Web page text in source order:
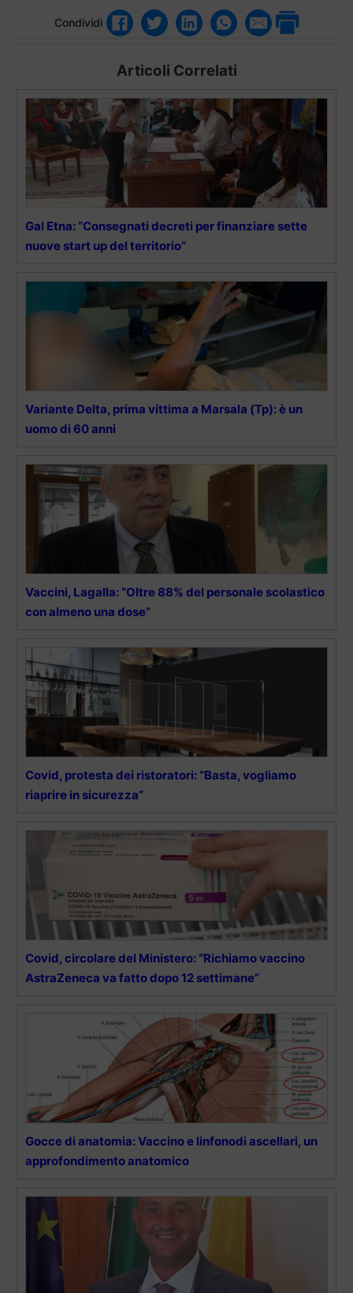
Condividi
Articoli Correlati
Gal Etna: “Consegnati decreti per finanziare sette
nuove start up del territorio”
Variante Delta, prima vittima a Marsala (Tp): è un
uomo di 60 anni
Vaccini, Lagalla: “Oltre 88% del personale scolastico
con almeno una dose”
Covid, protesta dei ristoratori: “Basta, vogliamo
riaprire in sicurezza”
Covid, circolare del Ministero: “Richiamo vaccino
AstraZeneca va fatto dopo 12 settimane”
Gocce di anatomia: Vaccino e linfonodi ascellari, un
approfondimento anatomico